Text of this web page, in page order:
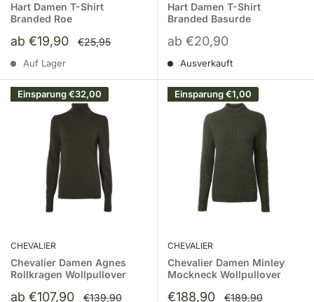
Hart Damen T-Shirt
Branded Roe
Sonderpreis
ab €19,90 Normalpreis
€25,95
Auf Lager
Hart Damen T-Shirt
Branded Basurde
Sonderpreis
ab €20,90
Ausverkauft
Einsparung€32,00
CHEVALIER
Chevalier Damen Agnes
Rollkragen Wollpullover
Sonderpreis
ab €107,90 Normalpreis
€139,90
Einsparung€1,00
CHEVALIER
Chevalier Damen Minley
Mockneck Wollpullover
Sonderpreis
€188,90 Normalpreis
€189,90